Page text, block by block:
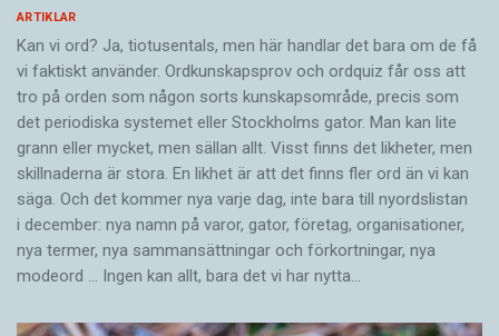
ARTIKLAR
Kan vi ord? Ja, tiotusentals, men här handlar det bara om de få
vi faktiskt använder. Ordkunskapsprov och ordquiz får oss att
tro på orden som någon sorts kunskapsområde, precis som
det periodiska systemet eller Stockholms gator. Man kan lite
grann eller mycket, men sällan allt. Visst finns det likheter, men
skillnaderna är stora. En likhet är att det finns fler ord än vi kan
säga. Och det kommer nya varje dag, inte bara till nyordslistan
i december: nya namn på varor, gator, företag, organisationer,
nya termer, nya samman­sättningar och förkortningar, nya
modeord … Ingen kan allt, bara det vi har nytta…